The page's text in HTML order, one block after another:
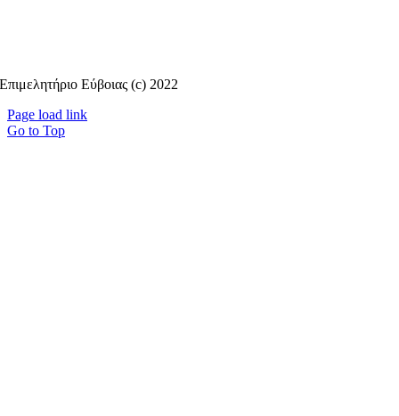
Επιμελητήριο Εύβοιας (c) 2022
Page load link
Go to Top